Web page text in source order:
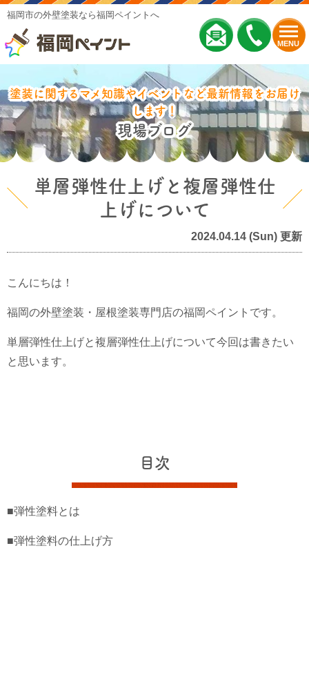
MENU
福岡市の外壁塗装なら福岡ペイントへ
塗装に関するマメ知識やイベントなど最新情報をお届け
します！
現場ブログ
単層弾性仕上げと複層弾性仕
上げについて
2024.04.14 (Sun) 更新
こんにちは！
福岡の外壁塗装・屋根塗装専門店の福岡ペイントです。
単層弾性仕上げと複層弾性仕上げについて今回は書きたい
と思います。
目次
■弾性塗料とは
■弾性塗料の仕上げ方